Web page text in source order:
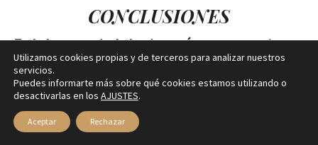
CONCLUSIONES
Todo lo presentado hasta aquí son sugerencias,
consejos, hábitos…
Existen muchísimas otras acciones y opciones que también son
saludables y ayudan a autocuidarse pero, entiéndenos, para un
La idea es que te mires. Que te escuches. Que te permitas
Utilizamos cookies propias y de terceros para analizar nuestros
servicios.
Puedes informarte más sobre qué cookies estamos utilizando o
desactivarlas en los AJUSTES.
Aceptar Rechazar